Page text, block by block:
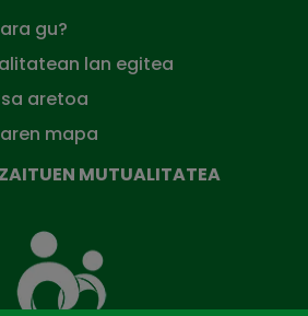
gu?
lan egitea
aretoa
mapa
MUTUALITATEA
zaituen
Mutua